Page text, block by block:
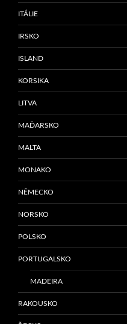
ITÁLIE
IRSKO
ISLAND
KORSIKA
LITVA
MAĎARSKO
MALTA
MONAKO
NĚMECKO
NORSKO
POLSKO
PORTUGALSKO
MADEIRA
RAKOUSKO